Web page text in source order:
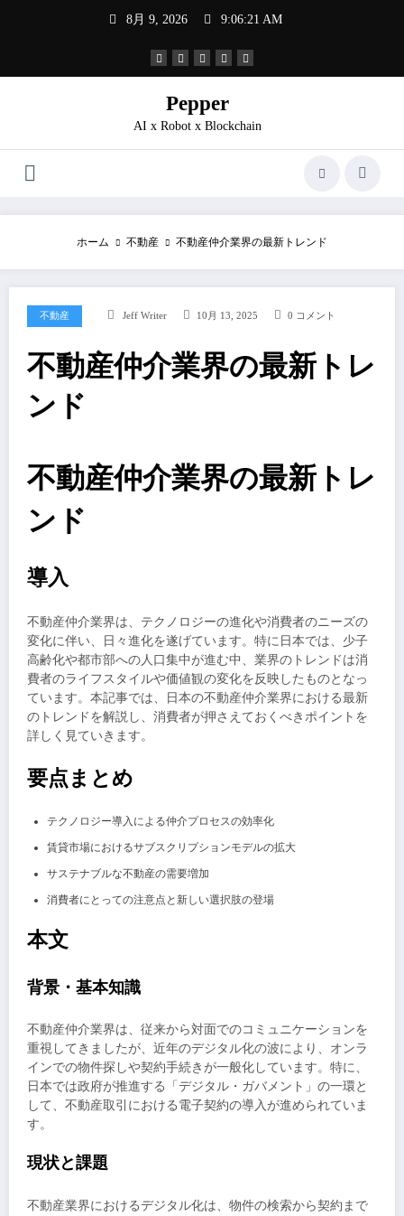
ツ
8月 9, 2026 9:06:21 AM
Pepper
AI x Robot x Blockchain
ホーム 不動産 不動産仲介業界の最新トレンド
不動産 Jeff Writer 10月 13, 2025 0 コメント
不動産仲介業界の最新トレ
ンド
不動産仲介業界の最新トレ
ンド
導入
不動産仲介業界は、テクノロジーの進化や消費者のニーズの
変化に伴い、日々進化を遂げています。特に日本では、少子
高齢化や都市部への人口集中が進む中、業界のトレンドは消
費者のライフスタイルや価値観の変化を反映したものとなっ
ています。本記事では、日本の不動産仲介業界における最新
のトレンドを解説し、消費者が押さえておくべきポイントを
詳しく見ていきます。
要点まとめ
テクノロジー導入による仲介プロセスの効率化
賃貸市場におけるサブスクリプションモデルの拡大
サステナブルな不動産の需要増加
消費者にとっての注意点と新しい選択肢の登場
本文
背景・基本知識
不動産仲介業界は、従来から対面でのコミュニケーションを
重視してきましたが、近年のデジタル化の波により、オンラ
インでの物件探しや契約手続きが一般化しています。特に、
日本では政府が推進する「デジタル・ガバメント」の一環と
して、不動産取引における電子契約の導入が進められていま
す。
現状と課題
不動産業界におけるデジタル化は、物件の検索から契約まで